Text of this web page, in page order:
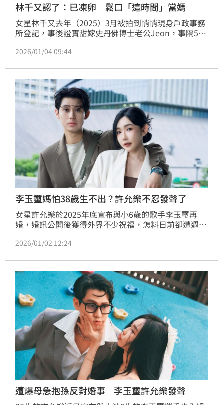
林千又認了：已凍卵 鬆口「這時間」當媽
女星林千又去年（2025）3月被拍到悄悄現身戶政事務
所登記，事後證實甜嫁史丹佛博士老公Jeon，事隔5個
大事。近日，她在開放粉絲問答時也被問到是否有考慮
當媽。蔡佩伶報導
2026/01/04 09:44
李玉璽媽怕38歲生不出？許允樂不忍發聲了
女星許允樂於2025年底宣布與小6歲的歌手李玉璽再
婚，婚訊公開後獲得外界不少祝福，怎料日前卻遭週刊
對婚事，甚至牽扯「凍卵備孕」等私密細節，引發輿論
社群平台親自回應，直言相關內容「無稽又傷人」。
2026/01/02 12:24
遭爆母急抱孫反對婚事 李玉璽許允樂發聲